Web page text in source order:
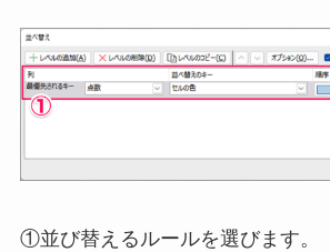
①並び替えるルールを選びます。